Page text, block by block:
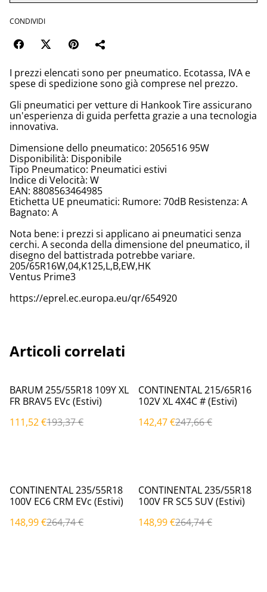
CONDIVIDI
I prezzi elencati sono per pneumatico. Ecotassa, IVA e
spese di spedizione sono già comprese nel prezzo.
Gli pneumatici per vetture di Hankook Tire assicurano
un'esperienza di guida perfetta grazie a una tecnologia
innovativa.
Dimensione dello pneumatico: 2056516 95W
Disponibilità: Disponibile
Tipo Pneumatico: Pneumatici estivi
Indice di Velocità: W
EAN: 8808563464985
Etichetta UE pneumatici: Rumore: 70dB Resistenza: A
Bagnato: A
Nota bene: i prezzi si applicano ai pneumatici senza
cerchi. A seconda della dimensione del pneumatico, il
disegno del battistrada potrebbe variare.
205/65R16W,04,K125,L,B,EW,HK
Ventus Prime3
https://eprel.ec.europa.eu/qr/654920
Articoli correlati
%
BARUM 255/55R18 109Y XL
FR BRAV5 EVc (Estivi)
111,52 €193,37 €
%
CONTINENTAL 215/65R16
102V XL 4X4C # (Estivi)
142,47 €247,66 €
%
CONTINENTAL 235/55R18
100V EC6 CRM EVc (Estivi)
148,99 €264,74 €
%
CONTINENTAL 235/55R18
100V FR SC5 SUV (Estivi)
148,99 €264,74 €